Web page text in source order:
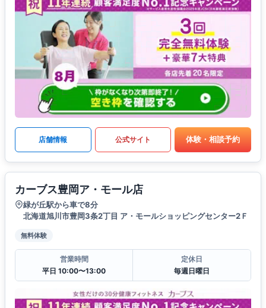
店舗情報 公式サイト 体験・相談予約
カーブス豊岡ア・モール店
緑が丘駅から車で8分
北海道旭川市豊岡3条2丁目 ア・モールショッピングセンター2Ｆ
無料体験
営業時間
平日 10:00〜13:00
定休日
毎週日曜日